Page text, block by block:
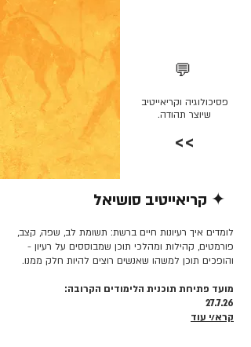
💬
פסיכולוגיה וקריאייטיב
שיוצר תהודה.
>>
✦ קריאייטיב סושיאל
לומדים איך רעיונות חיים ברשת: תשומת לב, שפה, קצב,
פורמטים, קהילות ומהלכי תוכן שמבוססים על רעיון -
והופכים תוכן למשהו שאנשים רוצים להיות חלק ממנו.
מועד פתיחת תוכנית הלימודים הקרובה:
27.7.26
קרא/י עוד